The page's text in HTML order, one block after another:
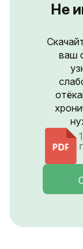
Не
ваш